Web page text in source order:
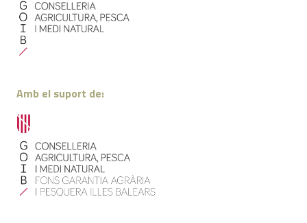
Amb el suport de: